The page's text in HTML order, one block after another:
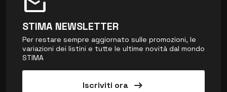
STIMA NEWSLETTER
Per restare sempre aggiornato sulle promozioni, le
variazioni dei listini e tutte le ultime novità dal mondo
STIMA
Iscriviti ora arrow_right_alt